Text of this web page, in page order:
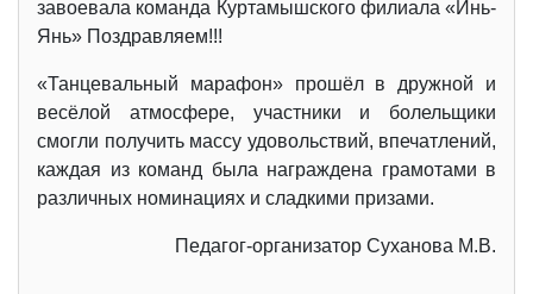
завоевала команда Куртамышского филиала «Инь-
Янь» Поздравляем!!!
«Танцевальный марафон» прошёл в дружной и
весёлой атмосфере, участники и болельщики
смогли получить массу удовольствий, впечатлений,
каждая из команд была награждена грамотами в
различных номинациях и сладкими призами.
Педагог-организатор Суханова М.В.